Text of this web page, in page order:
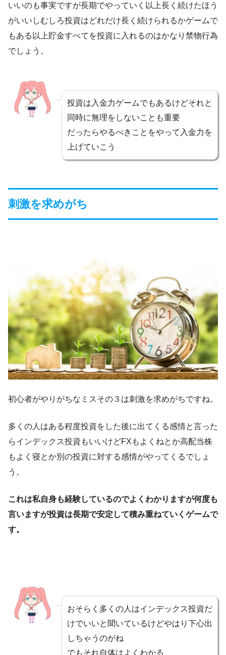
いいのも事実ですが長期でやっていく以上長く続けたほう
がいいしむしろ投資はどれだけ長く続けられるかゲームで
もある以上貯金すべてを投資に入れるのはかなり禁物行為
でしょう。
投資は入金力ゲームでもあるけどそれと
同時に無理をしないことも重要
だったらやるべきことをやって入金力を
上げていこう
刺激を求めがち
初心者がやりがちなミスその３は刺激を求めがちですね。
多くの人はある程度投資をした後に出てくる感情と言った
らインデックス投資もいいけどFXもよくねとか高配当株
もよく寝とか別の投資に対する感情がやってくるでしょ
う。
これは私自身も経験しているのでよくわかりますが何度も
言いますが投資は長期で安定して積み重ねていくゲームで
す。
おそらく多くの人はインデックス投資だ
けでいいと聞いているけどやはり下心出
しちゃうのがね
でもそれ自体はよくわかる